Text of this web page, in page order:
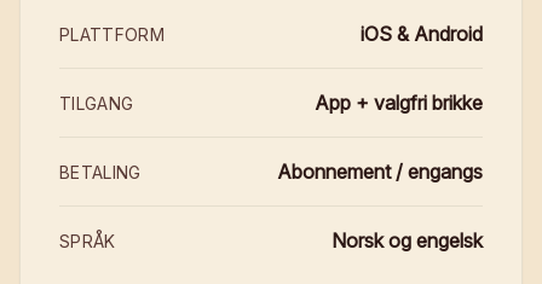
PLATTFORM iOS & Android
TILGANG App + valgfri brikke
BETALING Abonnement / engangs
SPRÅK Norsk og engelsk